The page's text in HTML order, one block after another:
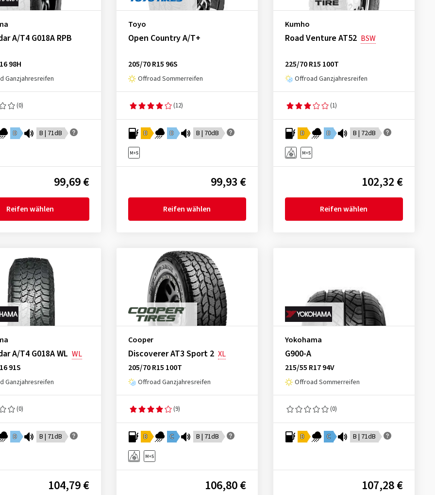
A/T4 G018A RPB
98H
Ganzjahresreifen
(0)
D B | 71dB
99,69 €
Reifen wählen
Toyo
Open Country A/T+
205/70 R15 96S
Offroad Sommerreifen
(12)
D D B | 70dB
99,93 €
Reifen wählen
Kumho
Road Venture AT52 BSW
225/70 R15 100T
Offroad Ganzjahresreifen
(1)
D D B | 72dB
102,32 €
Reifen wählen
A/T4 G018A WL WL
91S
Ganzjahresreifen
(0)
D B | 71dB
104,79 €
Cooper
Discoverer AT3 Sport 2 XL
205/70 R15 100T
Offroad Ganzjahresreifen
(9)
D C B | 71dB
106,80 €
Yokohama
G900-A
215/55 R17 94V
Offroad Sommerreifen
(0)
D C B | 71dB
107,28 €